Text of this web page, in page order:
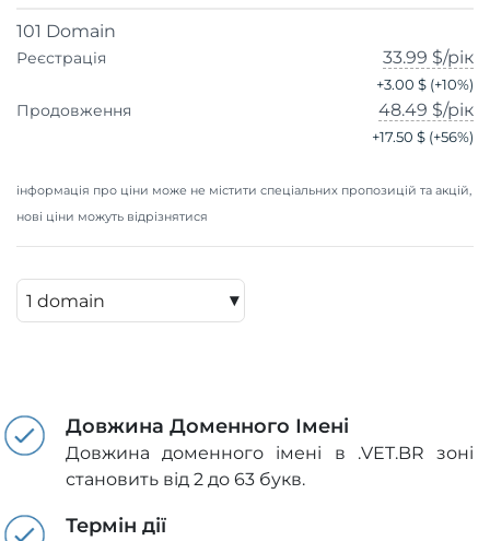
101 Domain
Реєстрація 33.99 $/рік
+3.00 $ (+10%)
Продовження 48.49 $/рік
+17.50 $ (+56%)
інформація про ціни може не містити спеціальних пропозицій та акцій,
нові ціни можуть відрізнятися
▾
Довжина Доменного Імені
Довжина доменного імені в .VET.BR зоні
становить від 2 до 63 букв.
Термін дії